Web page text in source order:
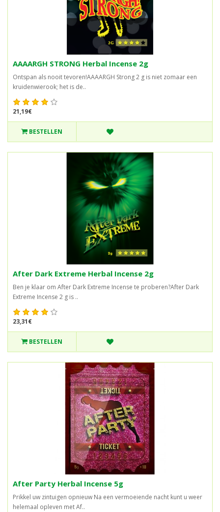
AAAARGH STRONG Herbal Incense 2g
Ontspan als nooit tevoren!AAAARGH Strong 2 g is niet zomaar een
kruidenwierook; het is de..
21,19€
BESTELLEN
After Dark Extreme Herbal Incense 2g
Ben je klaar om After Dark Extreme Incense te proberen?After Dark
Extreme Incense 2 g is ..
23,31€
BESTELLEN
After Party Herbal Incense 5g
Prikkel uw zintuigen opnieuw Na een vermoeiende nacht kunt u weer
helemaal opleven met Af..